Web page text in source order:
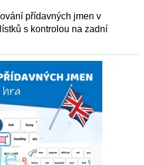
přídavných jmen v
s kontrolou na zadní